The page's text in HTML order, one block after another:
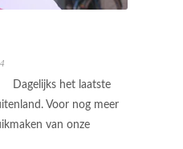
Dagelijks het laatste
Voor nog meer
van onze